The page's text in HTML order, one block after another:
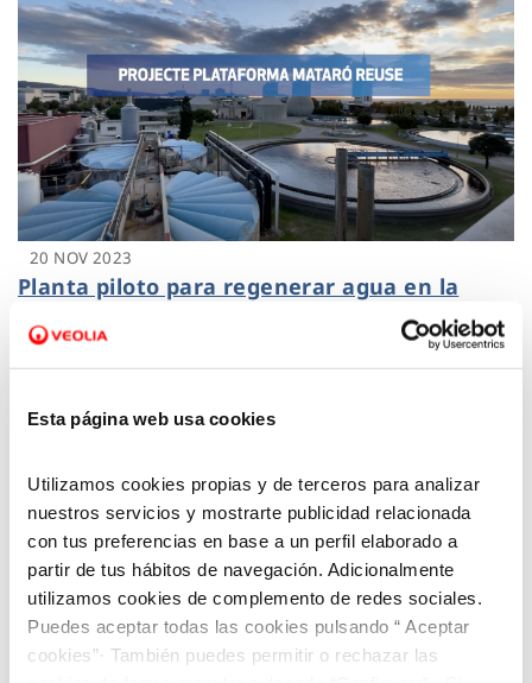
Esta página web usa cookies
Utilizamos cookies propias y de terceros para analizar
nuestros servicios y mostrarte publicidad relacionada
con tus preferencias en base a un perfil elaborado a
partir de tus hábitos de navegación. Adicionalmente
utilizamos cookies de complemento de redes sociales.
Puedes aceptar todas las cookies pulsando “ Aceptar
cookies”· También puedes permitir o rechazar las
20 NOV 2023
Planta piloto para regenerar agua en la